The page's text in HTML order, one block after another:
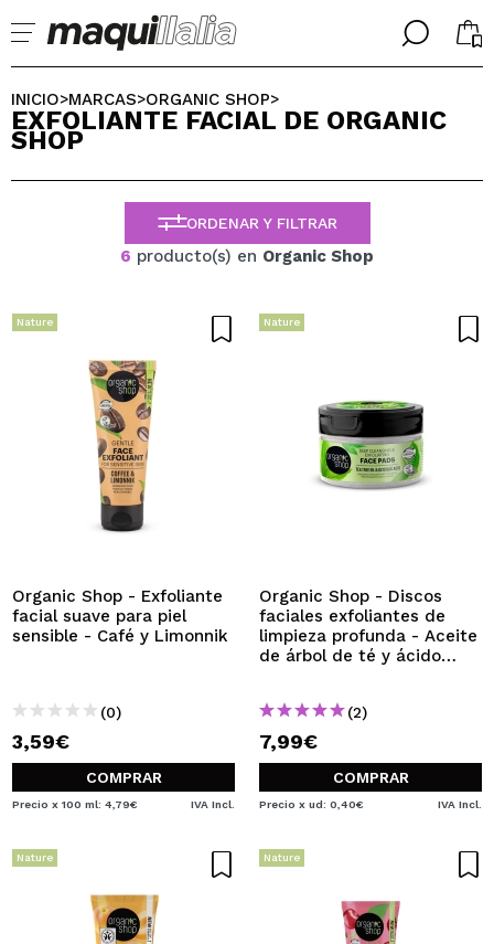
╳
Ya soy #maquilover, tengo cuenta
BIENVENIDX!
No tengo cuenta aquí
QUIERO REGISTRARME
pedidos y consultar tus operaciones anteriores.
CREAR CUENTA
╳
SELECCIONA TU IDIOMA
ENGLISH
FRANCES
ALEMAN
ITALIANO
INICIO>MARCAS>ORGANIC SHOP>
EXFOLIANTE FACIAL DE ORGANIC
SHOP
ORDENAR Y FILTRAR
6 producto(s) en Organic Shop
Nature
Organic Shop - Exfoliante
facial suave para piel
sensible - Café y Limonnik
(0)
3,59€
COMPRAR
Precio x 100 ml: 4,79€ IVA Incl.
Nature
Organic Shop - Discos
faciales exfoliantes de
limpieza profunda - Aceite
de árbol de té y ácido
(2)
7,99€
COMPRAR
Precio x ud: 0,40€ IVA Incl.
Nature Nature